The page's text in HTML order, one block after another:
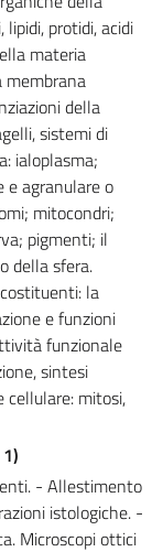
protidi, acidi
materia
membrana
della
sistemi di
ialoplasma;
e agranulare o
mitocondri;
pigmenti; il
della sfera.
la
e funzioni
funzionale
sintesi
cellulare: mitosi,
- Allestimento
istologiche. -
Microscopi ottici